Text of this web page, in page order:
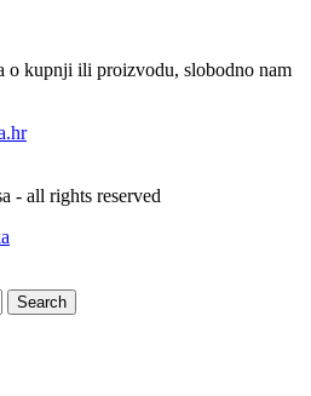
o kupnji ili proizvodu, slobodno nam
- all rights reserved
Search